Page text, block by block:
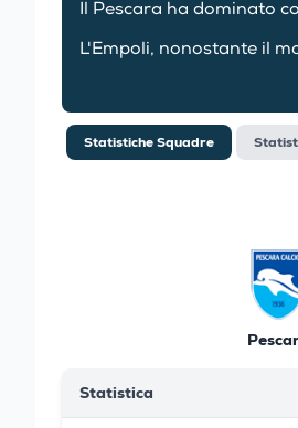
Il Pescara ha dominato
L'Empoli, nonostante il
Statistiche Squadre
Statistica